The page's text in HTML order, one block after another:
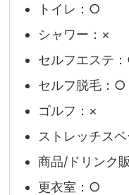
トイレ：○
シャワー：×
セルフエステ
セルフ脱毛：○
ゴルフ：×
ストレッチス
商品/ドリンク
更衣室：○